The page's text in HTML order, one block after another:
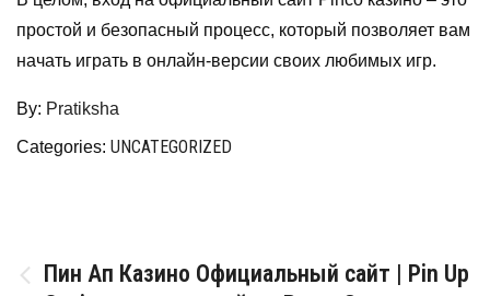
простой и безопасный процесс, который позволяет вам
начать играть в онлайн-версии своих любимых игр.
By: Pratiksha
Categories: UNCATEGORIZED
Post
Пин Ап Казино Официальный сайт | Pin Up